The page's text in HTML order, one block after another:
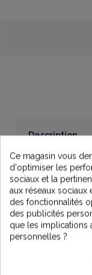
Description
Cellule de
ZODIAC
La cellule
essentielle pour
Clearwater LM2‑10.
automatique sans
Ce magasin vous
d'optimiser les
sociaux et la
aux réseaux
des fonctionnalités
des publicités
que les implications
personnelles ?